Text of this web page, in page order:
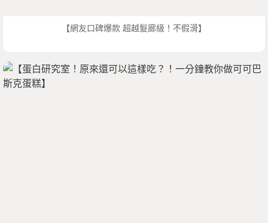
【網友口碑爆款 超越髮廊級！不假滑】